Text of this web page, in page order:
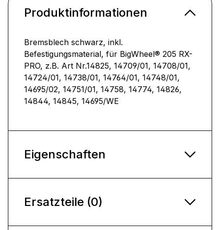
Produktinformationen
Bremsblech schwarz, inkl.
Befestigungsmaterial, für BigWheel® 205 RX-
PRO, z.B. Art Nr.14825, 14709/01, 14708/01,
14724/01, 14738/01, 14764/01, 14748/01,
14695/02, 14751/01, 14758, 14774, 14826,
14844, 14845, 14695/WE
Eigenschaften
Ersatzteile (0)